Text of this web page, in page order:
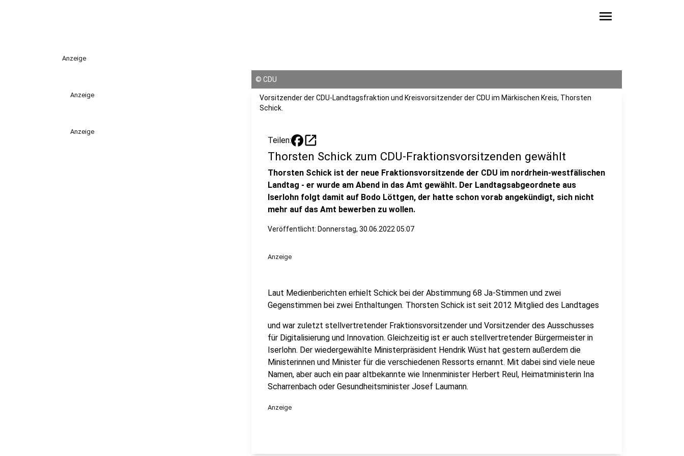
menu
Anzeige
Anzeige
Anzeige
© CDU
Vorsitzender der CDU-Landtagsfraktion und Kreisvorsitzender der CDU im Märkischen Kreis, Thorsten
Schick.
Teilen: open_in_new
Thorsten Schick zum CDU-Fraktionsvorsitzenden gewählt
Thorsten Schick ist der neue Fraktionsvorsitzende der CDU im nordrhein-westfälischen
Landtag - er wurde am Abend in das Amt gewählt. Der Landtagsabgeordnete aus
Iserlohn folgt damit auf Bodo Löttgen, der hatte schon vorab angekündigt, sich nicht
mehr auf das Amt bewerben zu wollen.
Veröffentlicht: Donnerstag, 30.06.2022 05:07
Anzeige
Laut Medienberichten erhielt Schick bei der Abstimmung 68 Ja-Stimmen und zwei
Gegenstimmen bei zwei Enthaltungen. Thorsten Schick ist seit 2012 Mitglied des Landtages
und war zuletzt stellvertretender Fraktionsvorsitzender und Vorsitzender des Ausschusses
für Digitalisierung und Innovation. Gleichzeitig ist er auch stellvertretender Bürgermeister in
Iserlohn. Der wiedergewählte Ministerpräsident Hendrik Wüst hat gestern außerdem die
Ministerinnen und Minister für die verschiedenen Ressorts ernannt. Mit dabei sind viele neue
Namen, aber auch ein paar altbekannte wie Innenminister Herbert Reul, Heimatministerin Ina
Scharrenbach oder Gesundheitsminister Josef Laumann.
Anzeige